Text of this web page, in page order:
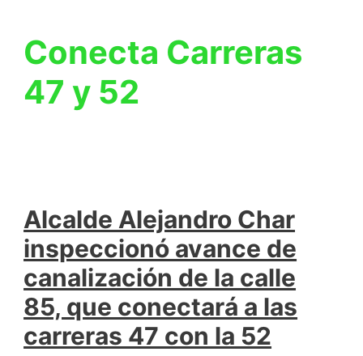
Conecta Carreras
47 y 52
Alcalde Alejandro Char
inspeccionó avance de
canalización de la calle
85, que conectará a las
carreras 47 con la 52